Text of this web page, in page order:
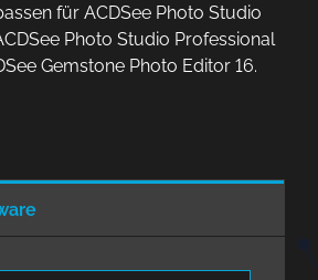
für ACDSee Photo Studio
Photo Studio Professional
Gemstone Photo Editor 16.